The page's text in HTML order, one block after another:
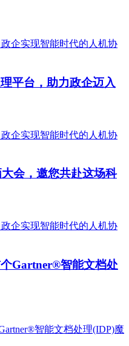
平台，助力政企迈入
会，邀您共赴这场科
Gartner®智能文档处